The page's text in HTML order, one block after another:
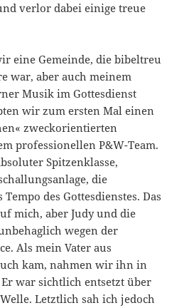
verlor dabei einige treue
eine Gemeinde, die bibeltreu
war, aber auch meinem
Musik im Gottesdienst
wir zum ersten Mal einen
zweckorientierten
professionellen P&W-Team.
Spitzenklasse,
die
des Gottesdienstes. Das
mich, aber Judy und die
wegen der
Als mein Vater aus
kam, nahmen wir ihn in
war sichtlich entsetzt über
Letztlich sah ich jedoch